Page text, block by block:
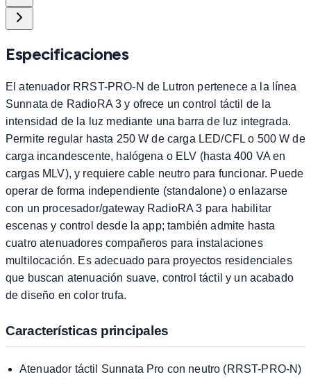
Especificaciones
El atenuador RRST-PRO-N de Lutron pertenece a la línea
Sunnata de RadioRA 3 y ofrece un control táctil de la
intensidad de la luz mediante una barra de luz integrada.
Permite regular hasta 250 W de carga LED/CFL o 500 W de
carga incandescente, halógena o ELV (hasta 400 VA en
cargas MLV), y requiere cable neutro para funcionar. Puede
operar de forma independiente (standalone) o enlazarse
con un procesador/gateway RadioRA 3 para habilitar
escenas y control desde la app; también admite hasta
cuatro atenuadores compañeros para instalaciones
multilocación. Es adecuado para proyectos residenciales
que buscan atenuación suave, control táctil y un acabado
de diseño en color trufa.
Características principales
Atenuador táctil Sunnata Pro con neutro (RRST-PRO-N)